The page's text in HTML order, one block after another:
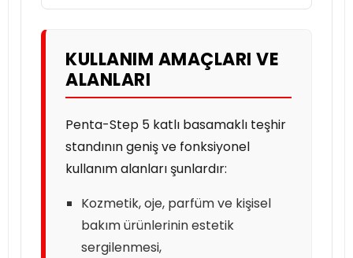
KULLANIM AMAÇLARI VE
ALANLARI
Penta-Step 5 katlı basamaklı teşhir
standının geniş ve fonksiyonel
kullanım alanları şunlardır:
Kozmetik, oje, parfüm ve kişisel
bakım ürünlerinin estetik
sergilenmesi,